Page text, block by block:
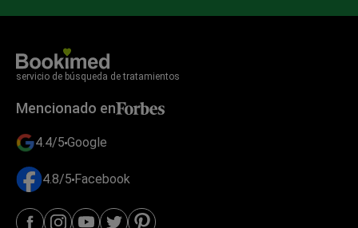
servicio de búsqueda de tratamientos
Mencionado en
4.4/5 Google
4.8/5 Facebook